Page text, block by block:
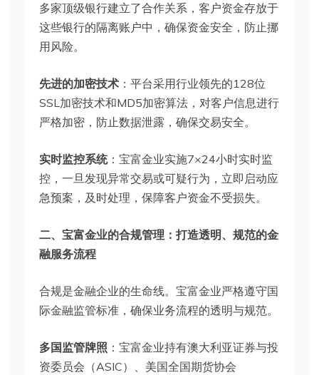
多家顶级银行建立了合作关系，客户资金存放于
这些银行的隔离账户中，确保资金安全，防止挪
用风险。
先进的加密技术 ：平台采用行业领先的128位
SSL加密技术和MD5加密算法，对客户信息进行
严格加密，防止数据泄露，确保交易安全。
实时监控系统：宝富金业实施7×24小时实时监
控，一旦发现异常交易或可疑行为，立即启动应
急预案，及时处理，保障客户资金不受损失。
二、 宝富金业的合规管理：打造透明、规范的金
融服务流程
合规是金融企业的生命线。宝富金业严格遵守国
际金融监管标准，确保业务流程的透明与规范。
多国监管牌照 ：宝富金业持有澳大利亚证券与投
资委员会（ASIC）、美国全国期货协会